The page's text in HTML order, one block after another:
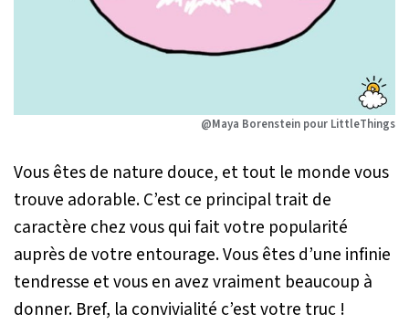
@Maya Borenstein pour LittleThings
Vous êtes de nature douce, et tout le monde vous
trouve adorable. C’est ce principal trait de
caractère chez vous qui fait votre popularité
auprès de votre entourage. Vous êtes d’une infinie
tendresse et vous en avez vraiment beaucoup à
donner. Bref, la convivialité c’est votre truc !